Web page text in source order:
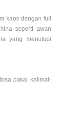
kaos dengan full
seperti awan
yang menutupi
pakai kalimat-